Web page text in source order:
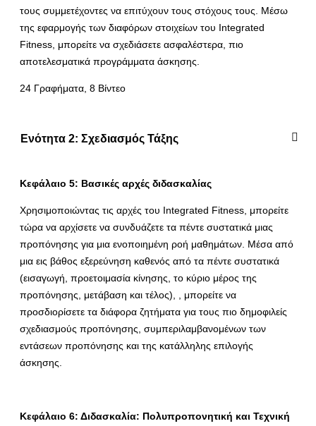
τους συμμετέχοντες να επιτύχουν τους στόχους τους. Μέσω
της εφαρμογής των διαφόρων στοιχείων του Integrated
Fitness, μπορείτε να σχεδιάσετε ασφαλέστερα, πιο
αποτελεσματικά προγράμματα άσκησης.
24 Γραφήματα, 8 Βίντεο
Ενότητα 2: Σχεδιασμός Τάξης
Κεφάλαιο 5: Βασικές αρχές διδασκαλίας
Χρησιμοποιώντας τις αρχές του Integrated Fitness, μπορείτε
τώρα να αρχίσετε να συνδυάζετε τα πέντε συστατικά μιας
προπόνησης για μια ενοποιημένη ροή μαθημάτων. Μέσα από
μια εις βάθος εξερεύνηση καθενός από τα πέντε συστατικά
(εισαγωγή, προετοιμασία κίνησης, το κύριο μέρος της
προπόνησης, μετάβαση και τέλος), , μπορείτε να
προσδιορίσετε τα διάφορα ζητήματα για τους πιο δημοφιλείς
σχεδιασμούς προπόνησης, συμπεριλαμβανομένων των
εντάσεων προπόνησης και της κατάλληλης επιλογής
άσκησης.
Κεφάλαιο 6: Διδασκαλία: Πολυπροπονητική και Τεχνική